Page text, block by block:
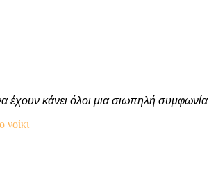
έχουν κάνει όλοι μια σιωπηλή
νοίκι